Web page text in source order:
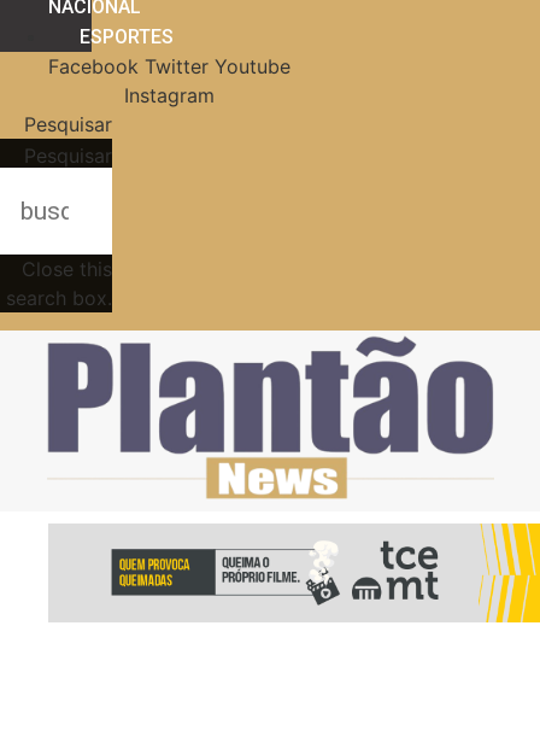
NACIONAL
ESPORTES
Facebook Twitter Youtube
Instagram
Pesquisar
Pesquisar
Close this
search box.